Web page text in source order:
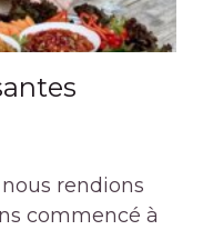
rendions
commencé à